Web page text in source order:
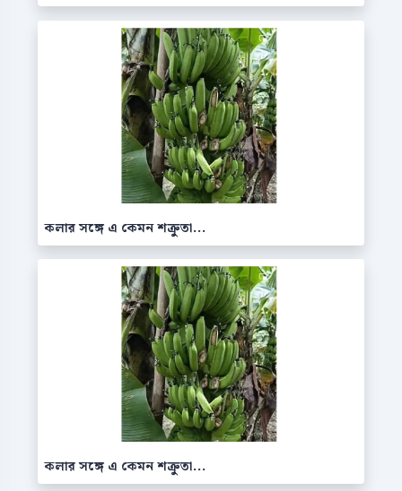
কলার সঙ্গে এ কেমন শক্রুতা...
কলার সঙ্গে এ কেমন শক্রুতা...